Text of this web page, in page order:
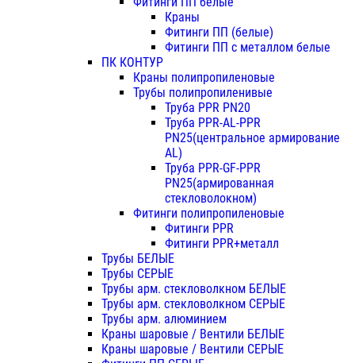
Краны
Фитинги ПП (белые)
Фитинги ПП с металлом белые
ПК КОНТУР
Краны полипропиленовые
Трубы полипропиленивые
Труба PPR PN20
Труба PPR-AL-PPR
PN25(центральное армирование
AL)
Труба PPR-GF-PPR
PN25(армированная
стекловолокном)
Фитинги полипропиленовые
Фитинги PPR
Фитинги PPR+металл
Трубы БЕЛЫЕ
Трубы СЕРЫЕ
Трубы арм. стекловолкном БЕЛЫЕ
Трубы арм. стекловолкном СЕРЫЕ
Трубы арм. алюминием
Краны шаровые / Вентили БЕЛЫЕ
Краны шаровые / Вентили СЕРЫЕ